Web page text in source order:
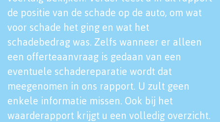
de positie van de schade op de auto, om wat
voor schade het ging en wat het
schadebedrag was. Zelfs wanneer er alleen
een offerteaanvraag is gedaan van een
eventuele schadereparatie wordt dat
meegenomen in ons rapport. U zult geen
enkele informatie missen. Ook bij het
waarderapport krijgt u een volledig overzicht.